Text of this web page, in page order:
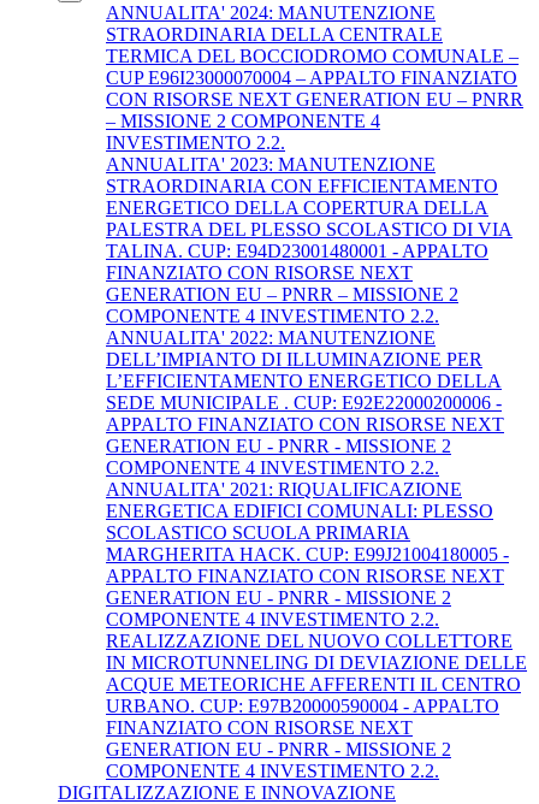
ANNUALITA' 2024: MANUTENZIONE
STRAORDINARIA DELLA CENTRALE
TERMICA DEL BOCCIODROMO COMUNALE –
CUP E96I23000070004 – APPALTO FINANZIATO
CON RISORSE NEXT GENERATION EU – PNRR
– MISSIONE 2 COMPONENTE 4
INVESTIMENTO 2.2.
ANNUALITA' 2023: MANUTENZIONE
STRAORDINARIA CON EFFICIENTAMENTO
ENERGETICO DELLA COPERTURA DELLA
PALESTRA DEL PLESSO SCOLASTICO DI VIA
TALINA. CUP: E94D23001480001 - APPALTO
FINANZIATO CON RISORSE NEXT
GENERATION EU – PNRR – MISSIONE 2
COMPONENTE 4 INVESTIMENTO 2.2.
ANNUALITA' 2022: MANUTENZIONE
DELL’IMPIANTO DI ILLUMINAZIONE PER
L’EFFICIENTAMENTO ENERGETICO DELLA
SEDE MUNICIPALE . CUP: E92E22000200006 -
APPALTO FINANZIATO CON RISORSE NEXT
GENERATION EU - PNRR - MISSIONE 2
COMPONENTE 4 INVESTIMENTO 2.2.
ANNUALITA' 2021: RIQUALIFICAZIONE
ENERGETICA EDIFICI COMUNALI: PLESSO
SCOLASTICO SCUOLA PRIMARIA
MARGHERITA HACK. CUP: E99J21004180005 -
APPALTO FINANZIATO CON RISORSE NEXT
GENERATION EU - PNRR - MISSIONE 2
COMPONENTE 4 INVESTIMENTO 2.2.
REALIZZAZIONE DEL NUOVO COLLETTORE
IN MICROTUNNELING DI DEVIAZIONE DELLE
ACQUE METEORICHE AFFERENTI IL CENTRO
URBANO. CUP: E97B20000590004 - APPALTO
FINANZIATO CON RISORSE NEXT
GENERATION EU - PNRR - MISSIONE 2
COMPONENTE 4 INVESTIMENTO 2.2.
DIGITALIZZAZIONE E INNOVAZIONE